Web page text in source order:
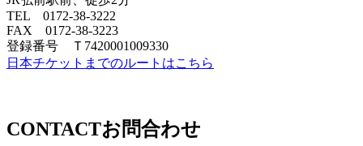
TEL 0172-38-3222
FAX 0172-38-3223
登録番号 Ｔ7420001009330
日本チケットまでのルートはこちら
CONTACTお問合わせ